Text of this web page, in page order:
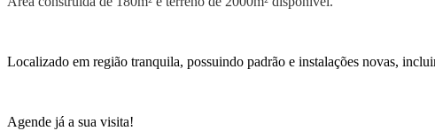
Localizado em região tranquila, possuindo padrão e instalações novas,
Agende já a sua visita!